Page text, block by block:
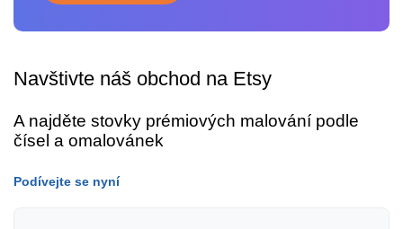
Navštivte náš obchod na Etsy
A najděte stovky prémiových malování podle
čísel a omalovánek
Podívejte se nyní